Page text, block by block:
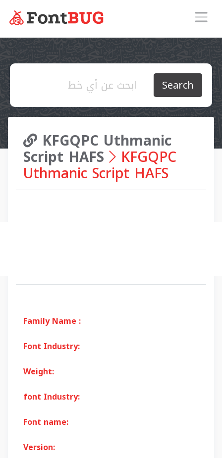
Search
KFGQPC Uthmanic
Script HAFS KFGQPC
Uthmanic Script HAFS
Family Name :
Font Industry:
Weight:
font Industry:
Font name:
Version: